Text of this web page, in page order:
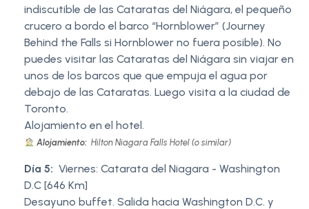
indiscutible de las Cataratas del Niágara, el pequeño
crucero a bordo el barco “Hornblower” (Journey
Behind the Falls si Hornblower no fuera posible). No
puedes visitar las Cataratas del Niágara sin viajar en
unos de los barcos que que empuja el agua por
debajo de las Cataratas. Luego visita a la ciudad de
Toronto.
Alojamiento en el hotel.
Alojamiento: Hilton Niagara Falls Hotel (o similar)
Día 5: Viernes: Catarata del Niagara - Washington
D.C [646 Km]
Desayuno buffet. Salida hacia Washington D.C. y